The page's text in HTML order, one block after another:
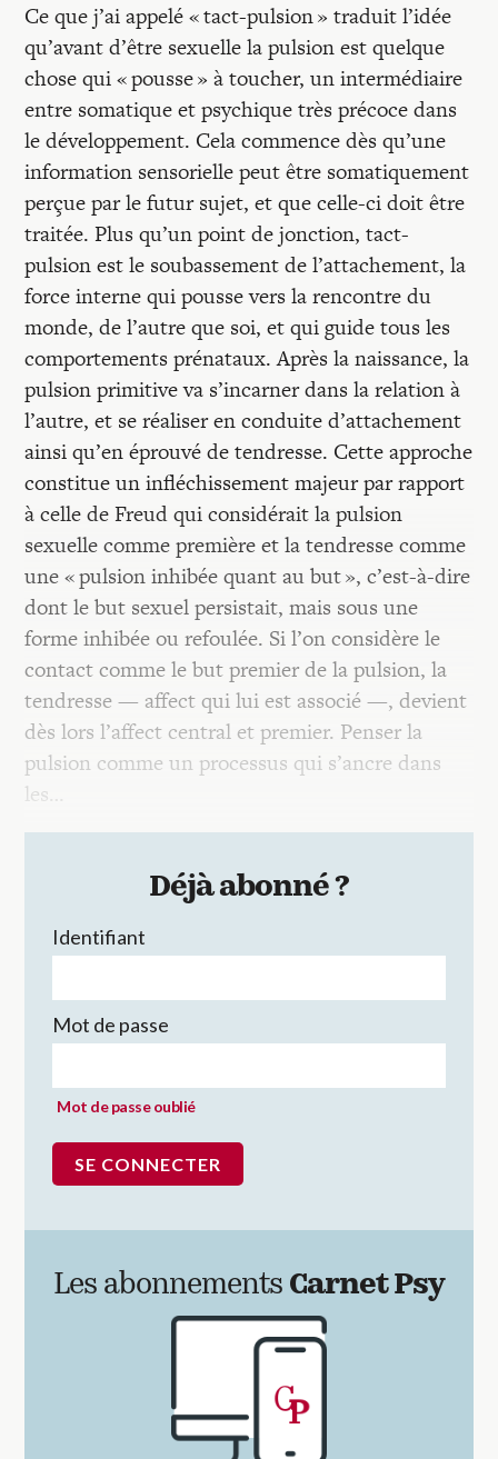
Ce que j’ai appelé « tact-pulsion » traduit l’idée
qu’avant d’être sexuelle la pulsion est quelque
chose qui « pousse » à toucher, un intermédiaire
entre somatique et psychique très précoce dans
le développement. Cela commence dès qu’une
information sensorielle peut être somatiquement
perçue par le futur sujet, et que celle-ci doit être
traitée. Plus qu’un point de jonction, tact-
pulsion est le soubassement de l’attachement, la
force interne qui pousse vers la rencontre du
monde, de l’autre que soi, et qui guide tous les
comportements prénataux. Après la naissance, la
pulsion primitive va s’incarner dans la relation à
l’autre, et se réaliser en conduite d’attachement
ainsi qu’en éprouvé de tendresse. Cette approche
constitue un infléchissement majeur par rapport
à celle de Freud qui considérait la pulsion
sexuelle comme première et la tendresse comme
une « pulsion inhibée quant au but », c’est-à-dire
dont le but sexuel persistait, mais sous une
forme inhibée ou refoulée. Si l’on considère le
contact comme le but premier de la pulsion, la
tendresse — affect qui lui est associé —, devient
dès lors l’affect central et premier. Penser la
pulsion comme un processus qui s’ancre dans
les…
Déjà abonné ?
Identifiant
Mot de passe
Mot de passe oublié
Les abonnements Carnet Psy